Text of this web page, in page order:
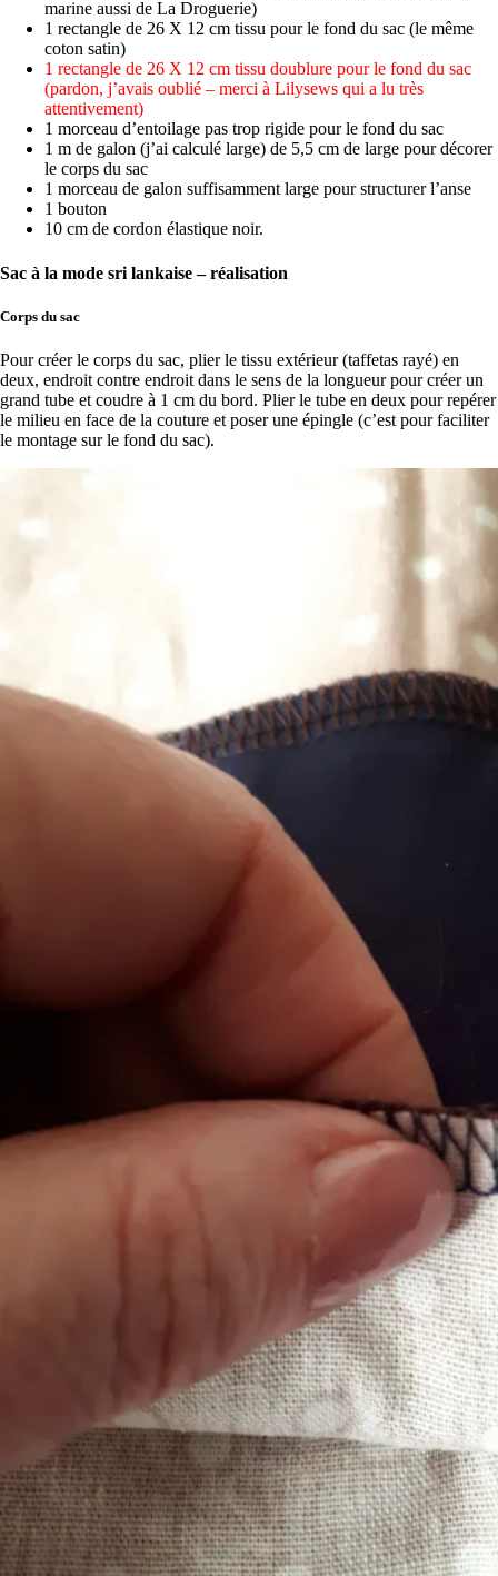
marine aussi de La Droguerie)
1 rectangle de 26 X 12 cm tissu pour le fond du sac (le même
coton satin)
1 rectangle de 26 X 12 cm tissu doublure pour le fond du sac
(pardon, j’avais oublié – merci à Lilysews qui a lu très
attentivement)
1 morceau d’entoilage pas trop rigide pour le fond du sac
1 m de galon (j’ai calculé large) de 5,5 cm de large pour décorer
le corps du sac
1 morceau de galon suffisamment large pour structurer l’anse
1 bouton
10 cm de cordon élastique noir.
Sac à la mode sri lankaise – réalisation
Corps du sac
Pour créer le corps du sac, plier le tissu extérieur (taffetas rayé) en
deux, endroit contre endroit dans le sens de la longueur pour créer un
grand tube et coudre à 1 cm du bord. Plier le tube en deux pour repérer
le milieu en face de la couture et poser une épingle (c’est pour faciliter
le montage sur le fond du sac).